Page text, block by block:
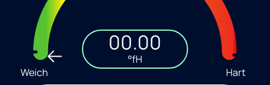
Weich Hart
00.00
°fH